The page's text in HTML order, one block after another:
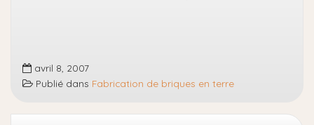
avril 8, 2007
Publié dans Fabrication de briques en terre